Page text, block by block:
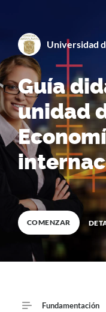
0%COMPLETA
Guía
unidad
Universidad
COMENZAR
Fundamentación